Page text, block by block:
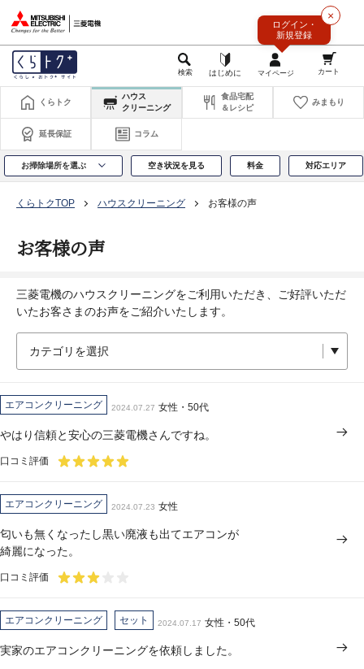
×
ログイン・
新規登録
くらトク
ハウス
クリーニング
食品宅配
＆レシピ
みまもり
延長保証 コラム
お掃除場所を選ぶ 空き状況を見る 料金 対応エリア
くらトクTOP ハウスクリーニング お客様の声
お客様の声
三菱電機のハウスクリーニングをご利用いただき、ご好評いただ
いたお客さまのお声をご紹介いたします。
エアコンクリーニング 2024.07.27 女性・50代
やはり信頼と安心の三菱電機さんですね。
口コミ評価
エアコンクリーニング 2024.07.23 女性
匂いも無くなったし黒い廃液も出てエアコンが
綺麗になった。
口コミ評価
エアコンクリーニング セット 2024.07.17 女性・50代
実家のエアコンクリーニングを依頼しました。